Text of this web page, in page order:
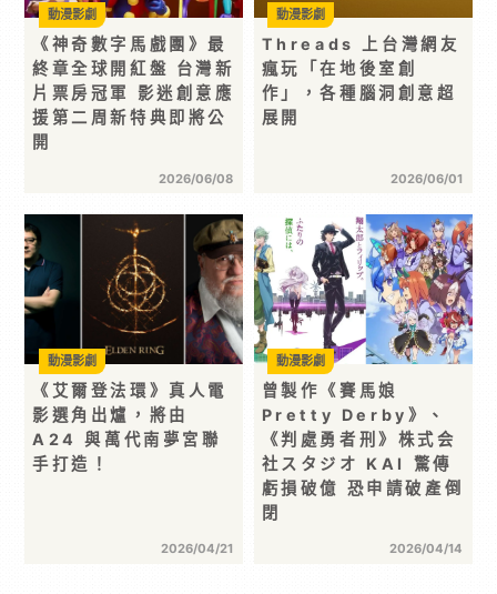
《神奇數字馬戲團》最
終章全球開紅盤 台灣新
片票房冠軍 影迷創意應
援第二周新特典即將公
開
2026/06/08
動漫影劇
Threads 上台灣網友
瘋玩「在地後室創
作」，各種腦洞創意超
展開
2026/06/01
動漫影劇
《艾爾登法環》真人電
影選角出爐，將由
A24 與萬代南夢宮聯
手打造！
2026/04/21
動漫影劇
曾製作《賽馬娘
Pretty Derby》、
《判處勇者刑》株式会
社スタジオ KAI 驚傳
虧損破億 恐申請破產倒
閉
2026/04/14
動漫影劇